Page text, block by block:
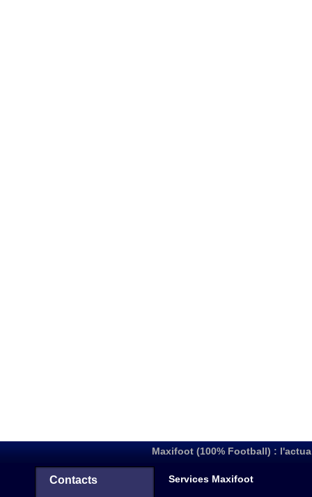
Maxifoot (100% Football) :
Contacts Services Maxifoot